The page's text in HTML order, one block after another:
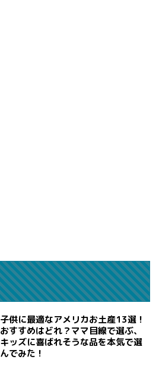
子供に最適なアメリカお土産13選！
おすすめはどれ？ママ目線で選ぶ、
キッズに喜ばれそうな品を本気で選
んでみた！